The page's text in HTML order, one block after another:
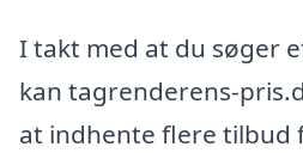
I takt med at du søger
kan tagrenderens-
at indhente flere tilbud